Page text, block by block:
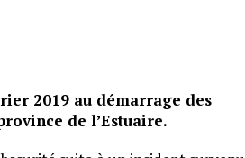
2019 au démarrage des
de l’Estuaire.